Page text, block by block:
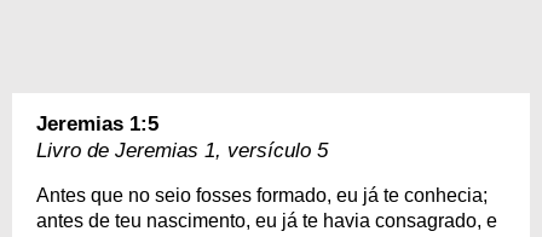
Jeremias 1:5
Livro de Jeremias 1, versículo 5
Antes que no seio fosses formado, eu já te conhecia;
antes de teu nascimento, eu já te havia consagrado, e